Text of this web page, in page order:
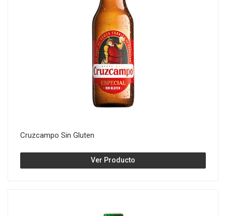
Cruzcampo Sin Gluten
Ver Producto